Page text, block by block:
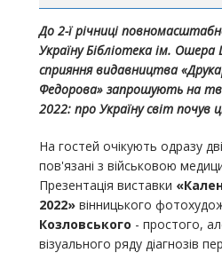
До 2-ї річниці
Україну Бібліотека ім.
сприяння видавництва
Федорова» запрошують на
2022: про Україну світ почув
На гостей очікують одразу
пов'язані з військовою
Презентація виставки
2022» вінницького
Козловського - простого,
візуального ряду діагнозів